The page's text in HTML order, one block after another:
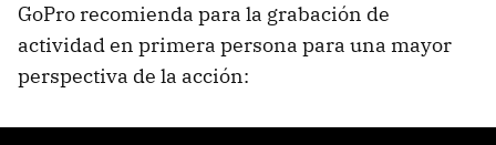
GoPro recomienda para la grabación de
actividad en primera persona para una mayor
perspectiva de la acción: